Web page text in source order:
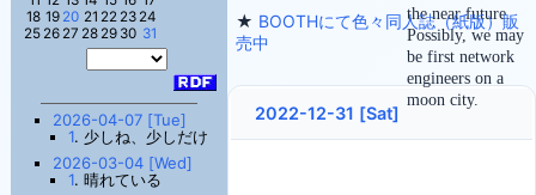
the near future.
Possibly, we may
be first network
engineers on a
moon city.
18 19 20 21 22 23 24
25 26 27 28 29 30 31
2026-04-07 [Tue]
1. 少しね、少しだけ
2026-03-04 [Wed]
1. 晴れている
★ BOOTHにて色々同人誌（紙版）販
売中
2022-12-31 [Sat]